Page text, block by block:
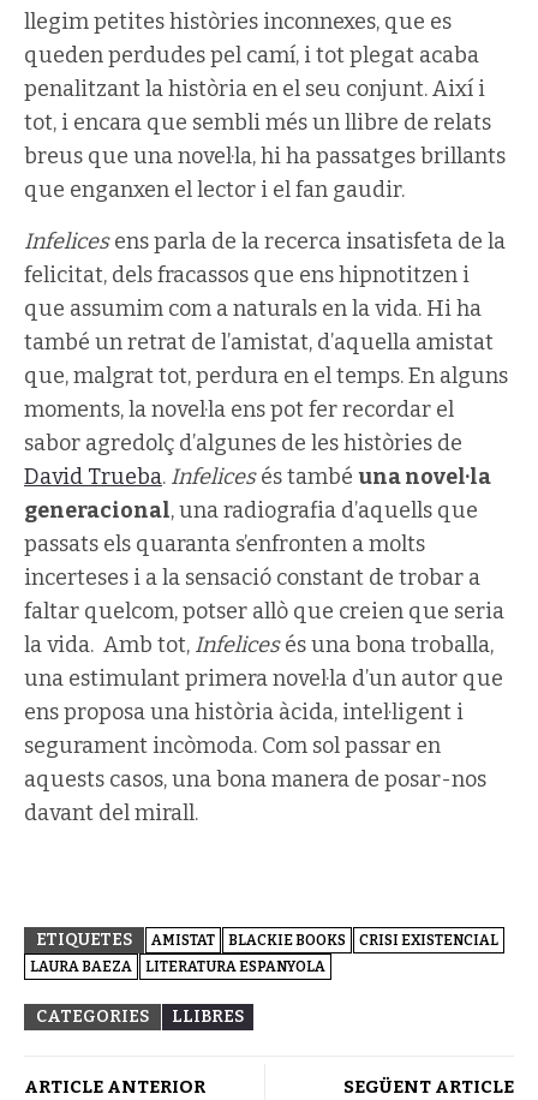
llegim petites històries inconnexes, que es
queden perdudes pel camí, i tot plegat acaba
penalitzant la història en el seu conjunt. Així i
tot, i encara que sembli més un llibre de relats
breus que una novel·la, hi ha passatges brillants
que enganxen el lector i el fan gaudir.
Infelicesens parla de la recerca insatisfeta de la
felicitat, dels fracassos que ens hipnotitzen i
que assumim com a naturals en la vida. Hi ha
també un retrat de l’amistat, d’aquella amistat
que, malgrat tot, perdura en el temps. En alguns
moments, la novel·la ens pot fer recordar el
sabor agredolç d’algunes de les històries de
David Trueba. Infelicesés també una novel·la
generacional, una radiografia d’aquells que
passats els quaranta s’enfronten a molts
incerteses i a la sensació constant de trobar a
faltar quelcom, potser allò que creien que seria
la vida. Amb tot, Infelicesés una bona troballa,
una estimulant primera novel·la d’un autor que
ens proposa una història àcida, intel·ligent i
segurament incòmoda. Com sol passar en
aquests casos, una bona manera de posar-nos
davant del mirall.
ETIQUETES AMISTAT BLACKIE BOOKS
CRISI EXISTENCIAL
LAURA BAEZA
LITERATURA ESPANYOLA
CATEGORIES LLIBRES
ARTICLE ANTERIOR SEGÜENT ARTICLE